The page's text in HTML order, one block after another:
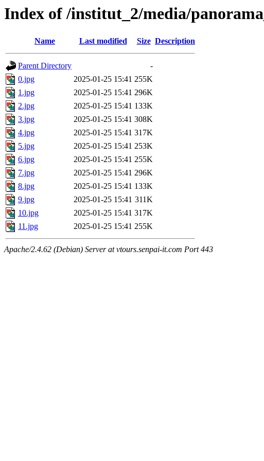
Index of /institut_2/media/
Name Last modified Size Description
Parent Directory
-
0.jpg
2025-01-25 15:41 255K
1.jpg
2025-01-25 15:41 296K
2.jpg
2025-01-25 15:41 133K
3.jpg
2025-01-25 15:41 308K
4.jpg
2025-01-25 15:41 317K
5.jpg
2025-01-25 15:41 253K
6.jpg
2025-01-25 15:41 255K
7.jpg
2025-01-25 15:41 296K
8.jpg
2025-01-25 15:41 133K
9.jpg
2025-01-25 15:41 311K
10.jpg
2025-01-25 15:41 317K
11.jpg
2025-01-25 15:41 255K
Apache/2.4.62 (Debian) Server at vtours.senpai-it.com Port 443